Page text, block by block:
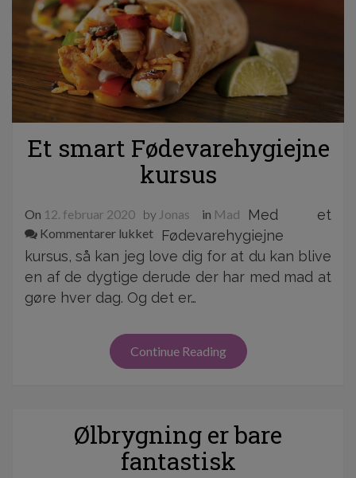
Et smart Fødevarehygiejne
kursus
On 12. februar 2020 by Jonas in Mad
Kommentarer lukkettil
Et
smart
Fødevarehygiejne
Med et
Fødevarehygiejne
kursus, så kan jeg love dig for at du kan blive
en af de dygtige derude der har med mad at
gøre hver dag. Og det er…
Continue Reading
Ølbrygning er bare
fantastisk